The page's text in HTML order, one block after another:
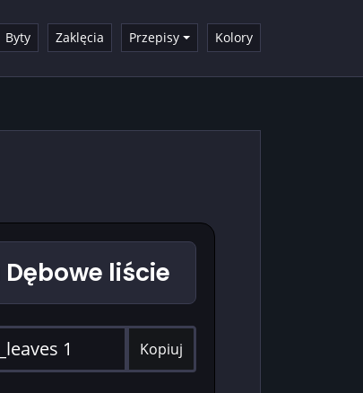
Byty Zaklęcia Przepisy Kolory
liście
Kopiuj